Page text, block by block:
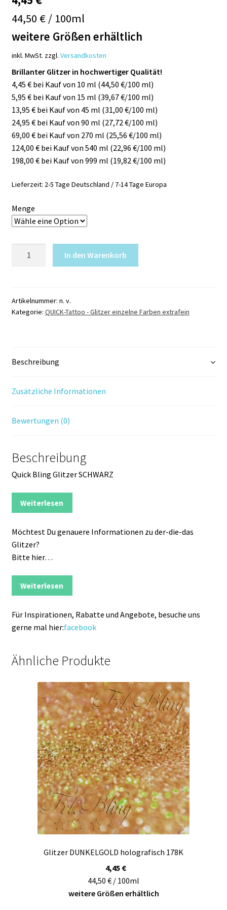
44,50 € / 100ml
weitere Größen erhältlich
inkl. MwSt. zzgl. Versandkosten
Brillanter Glitzer in hochwertiger Qualität!
4,45 € bei Kauf von 10 ml (44,50 €/100 ml)
5,95 € bei Kauf von 15 ml (39,67 €/100 ml)
13,95 € bei Kauf von 45 ml (31,00 €/100 ml)
24,95 € bei Kauf von 90 ml (27,72 €/100 ml)
69,00 € bei Kauf von 270 ml (25,56 €/100 ml)
124,00 € bei Kauf von 540 ml (22,96 €/100 ml)
198,00 € bei Kauf von 999 ml (19,82 €/100 ml)
Lieferzeit: 2-5 Tage Deutschland / 7-14 Tage Europa
Menge
79
Q
In den Warenkorb
Artikelnummer: n. v.
Kategorie: QUICK-Tattoo - Glitzer einzelne Farben extrafein
Beschreibung
Zusätzliche Informationen
Bewertungen (0)
Beschreibung
Quick Bling Glitzer SCHWARZ
Weiterlesen
Möchtest Du genauere Informationen zu der-die-das
Glitzer?
Bitte hier…
Weiterlesen
Für Inspirationen, Rabatte und Angebote, besuche uns
gerne mal hier:facebook
Ähnliche Produkte
Glitzer DUNKELGOLD holografisch 178K
4,45 €
44,50 € / 100ml
weitere Größen erhältlich